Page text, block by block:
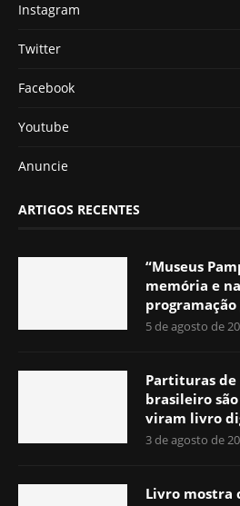
Instagram
Twitter
Facebook
Youtube
Anuncie
ARTIGOS RECENTES
“Museus
memória e
5 de agosto de
Partituras
brasileiro
viram livro
3 de agosto de
Livro mostra